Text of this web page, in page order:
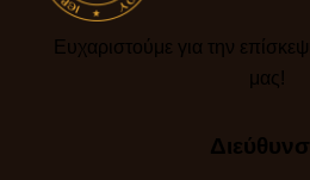
Ευχαριστούμε για την
μας!​